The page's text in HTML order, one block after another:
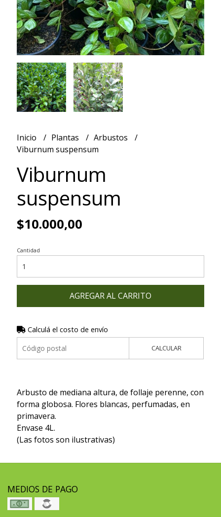
Inicio Plantas
Arbustos
Viburnum suspensum
Viburnum
suspensum
$10.000,00
Cantidad
AGREGAR AL CARRITO
Calculá el costo de envío
CALCULAR
Arbusto de mediana altura, de follaje perenne, con
forma globosa. Flores blancas, perfumadas, en
primavera.
Envase 4L.
(Las fotos son ilustrativas)
MEDIOS DE PAGO